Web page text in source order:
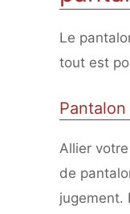
Le
tout est
Allier
de
jugement.